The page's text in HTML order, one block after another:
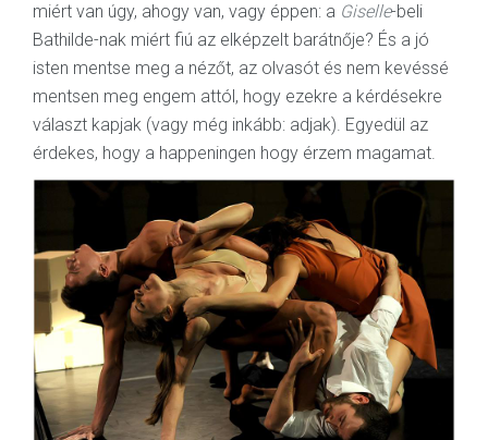
miért van úgy, ahogy van, vagy éppen: a Giselle-beli
Bathilde-nak miért fiú az elképzelt barátnője? És a jó
isten mentse meg a nézőt, az olvasót és nem kevéssé
mentsen meg engem attól, hogy ezekre a kérdésekre
választ kapjak (vagy még inkább: adjak). Egyedül az
érdekes, hogy a happeningen hogy érzem magamat.